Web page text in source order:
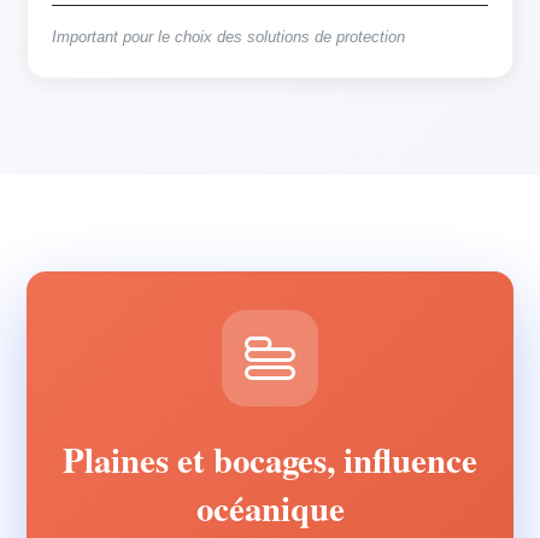
Important pour le choix des solutions de protection
Plaines et bocages, influence
océanique